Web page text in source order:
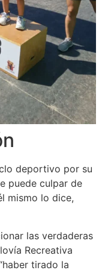
deportivo por su
puede culpar de
mismo lo dice,
las verdaderas
Recreativa
tirado la